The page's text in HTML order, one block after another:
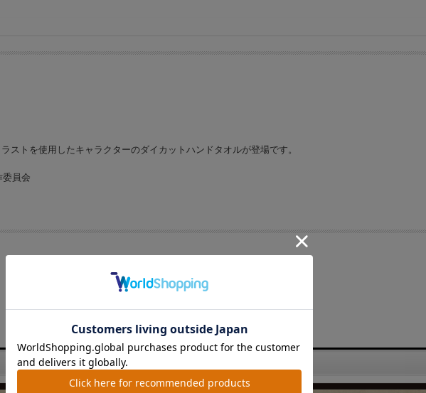
トを使用したキャラクターのダイカットハンドタオルが登場です。
員会